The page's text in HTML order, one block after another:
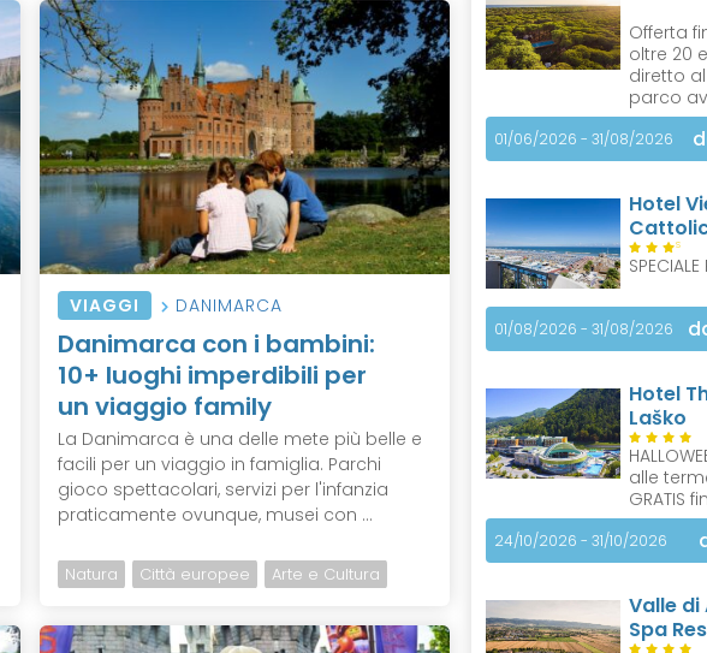
VIAGGI DANIMARCA
Danimarca con i bambini:
10+ luoghi imperdibili per
un viaggio family
La Danimarca è una delle mete più belle e
facili per un viaggio in famiglia. Parchi
gioco spettacolari, servizi per l'infanzia
praticamente ovunque, musei con ...
Natura Città europee Arte e Cultura
Offerta
oltre 20
diretto
parco
01/06/2026 - 31/08/2026
Hotel
S
01/08/2026 - 31/08/2026
Hotel
Laško
alle
GRATIS
24/10/2026 - 31/10/2026
Valle di
Spa